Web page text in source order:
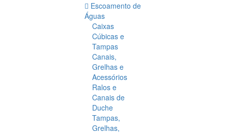
Escoamento de
Águas
Caixas
Cúbicas e
Tampas
Canais,
Grelhas e
Acessórios
Ralos e
Canais de
Duche
Tampas,
Grelhas,